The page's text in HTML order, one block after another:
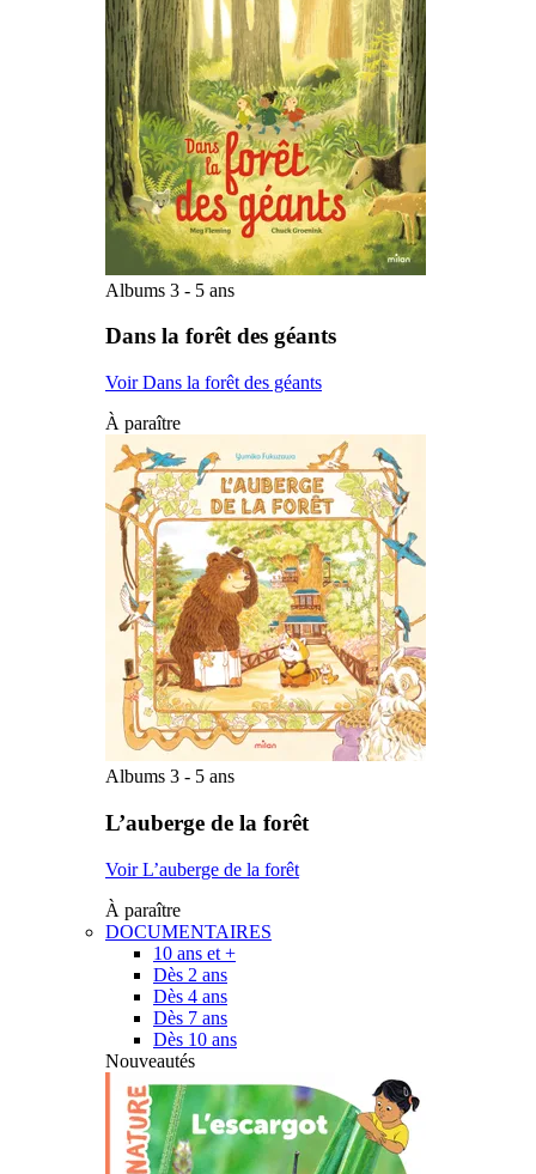
Albums 3 - 5 ans
Dans la forêt des géants
Voir Dans la forêt des géants
À paraître
Albums 3 - 5 ans
L’auberge de la forêt
Voir L’auberge de la forêt
À paraître
DOCUMENTAIRES
10 ans et +
Dès 2 ans
Dès 4 ans
Dès 7 ans
Dès 10 ans
Nouveautés